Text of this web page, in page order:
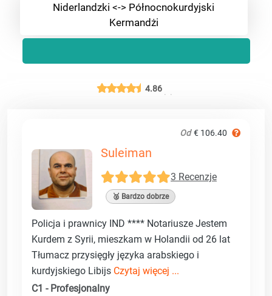
Niderlandzki <-> Północnokurdyjski
Kermandżi
4.86
Od € 106.40
Suleiman
3 Recenzje
🥈 Bardzo dobrze
Policja i prawnicy IND **** Notariusze Jestem
Kurdem z Syrii, mieszkam w Holandii od 26 lat
Tłumacz przysięgły języka arabskiego i
kurdyjskiego Libijs Czytaj więcej ...
C1 - Profesjonalny